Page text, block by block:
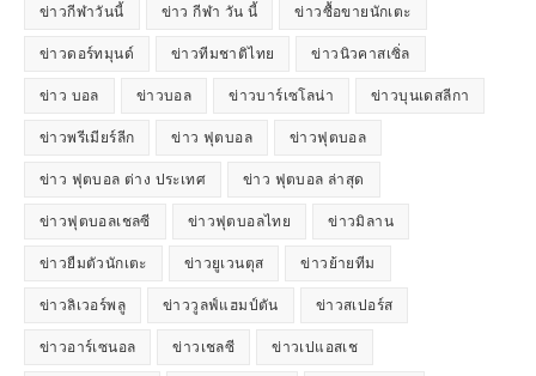
ข่าวกีฬาวันนี้ ข่าว กีฬา วัน นี้ ข่าวซื้อขายนักเตะ
ข่าวดอร์ทมุนด์ ข่าวทีมชาติไทย ข่าวนิวคาสเซิ่ล
ข่าว บอล ข่าวบอล ข่าวบาร์เซโลน่า ข่าวบุนเดสลีกา
ข่าวพรีเมียร์ลีก ข่าว ฟุตบอล ข่าวฟุตบอล
ข่าว ฟุตบอล ต่าง ประเทศ ข่าว ฟุตบอล ล่าสุด
ข่าวฟุตบอลเชลซี ข่าวฟุตบอลไทย ข่าวมิลาน
ข่าวยืมตัวนักเตะ ข่าวยูเวนตุส ข่าวย้ายทีม
ข่าวลิเวอร์พลู ข่าววูลฟ์แฮมป์ตัน ข่าวสเปอร์ส
ข่าวอาร์เซนอล ข่าวเชลซี ข่าวเปแอสเช